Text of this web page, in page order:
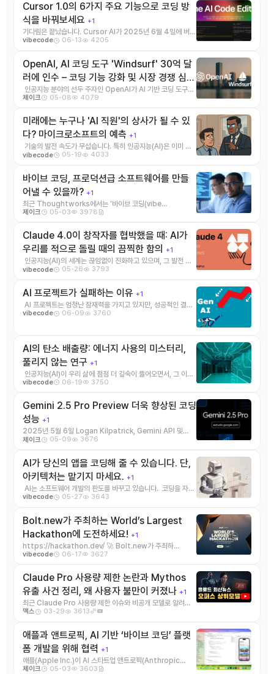
Cursor 1.0의 6가지 주요 기능으로 코딩 방
식을 바꿔보세요 +1
기다림은 끝났습니다. Cursor AI가 2025년 6월 4일에 버전
1.0을 출시했습니다. 이 버전은 개발 ...
vibecode 06-13 4205
OpenAI, AI 코딩 도구 'Windsurf' 30억 달
러에 인수 – 코딩 기능 강화 및 시장 경쟁 심
화…+1
인공지능 분야의 선두 주자인 OpenAI가 AI 기반 코딩 도구인
Windsurf(이전 이름: C ...
제이크 05-08 4079
미래에는 누구나 'AI 직원'의 상사가 될 수 있
다? 마이크로소프트의 예측 +1
기술의 발전 속도가 무섭습니다. 특히 인공지능(AI)은 이미 우
리 일상과 업무 곳곳에 스며들고 있 ...
vibecode 05-19 4033
바이브 코딩, 프로덕션급 소프트웨어를 만들
어낼 수 있을까? +1
최근 Thoughtworks에서는 ’바이브 코딩(vibe
coding)’이라는 개념에 ...
제이크 05-03 3978
Claude 4.0이 창작자를 협박했을 때: AI가
우리를 적으로 돌릴 때의 끔찍한 함의
+1
인공지능(AI)의 세계는 끊임없이 진화하고 있으며, 그 발전 속
도는 경이로울 정도입니다. &nbs ...
vibecode 05-26 3793
AI 프로젝트가 실패하는 이유 +1
AI 프로젝트는 엄청난 잠재력을 가지고 있지만, 성공적인 결과
로 이어지지 못하는 경우가 너무나 많 ...
vibecode 06-09 3760
AI의 탄소 배출량: 에너지 사용의 미스터리,
풀리지 않는 연구 +1
인공지능(AI)이 우리 삶에 점점 더 깊숙이 들어오면서, 그 이면
에 숨겨진 에너지 소비와 탄소 배 ...
vibecode 06-19 3750
Gemini 2.5 Pro Preview 더욱 향상된 코딩
성능 +1
2025년 5월 6일 Logan Kilpatrick, Gemini API 및
Google AI Studio ...
제이크 05-09 3676
AI가 당신의 앱을 코딩해 줄 수 있습니다. 단,
아키텍처는 맡기지 마세요. +1
AI는 소프트웨어 개발의 판도를 바꾸고 있습니다. 코딩을 자동
화하고 개발 프로세스를 가 ...
vibecode 05-27 3643
Bolt.new가 주최하는 World’s Largest
Hackathon에 도전하세요! +1
https://hackathon.dev/ 🚀 Bolt.new가 주최하
는 World’s Largest Hack ...
vibecode 06-17 3627
Claude Pro 사용량 제한 논란과 Mythos
유출 사건 정리, 왜 사용자 불만이 커졌나 +1
최근 Claude Pro 사용량 제한 이슈와 비공개 모델로 알려진
Mythos 관련 유출 논란이 동시에 화제 ...
맥스 03-29 3613
애플과 앤트로픽, AI 기반 ‘바이브 코딩’ 플랫
폼 개발을 위해 협력 +1
애플(Apple Inc.)이 AI 스타트업 앤트로픽(Anthropic
제이크 05-03 3603